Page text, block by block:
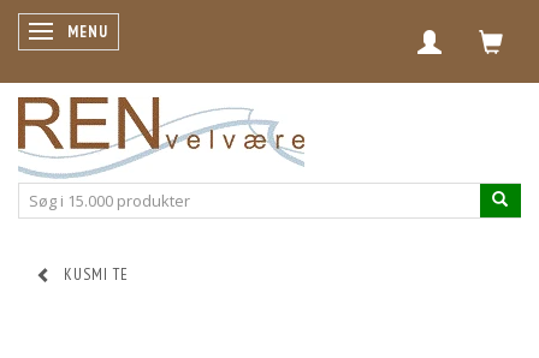
SKIFTE NAVIGATION
MENU
KUSMI TE